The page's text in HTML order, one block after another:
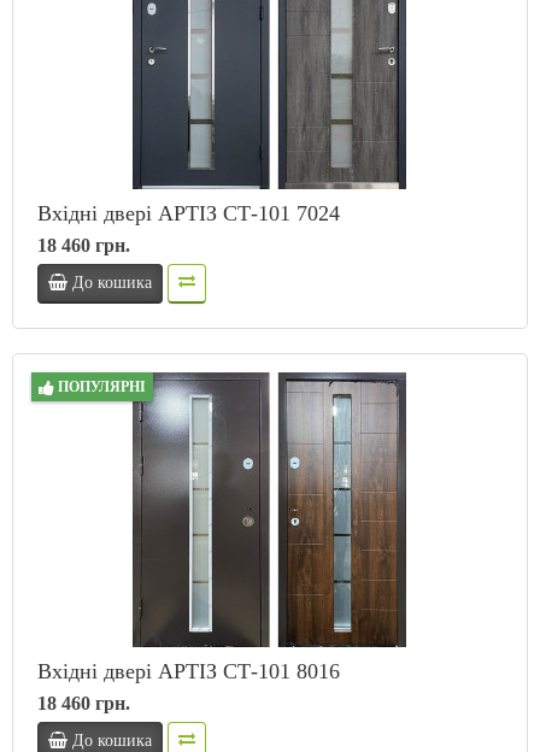
Вхідні двері АРТІЗ СТ-101 7024
18 460 грн.
До кошика
ПОПУЛЯРНІ
Вхідні двері АРТІЗ СТ-101 8016
18 460 грн.
До кошика